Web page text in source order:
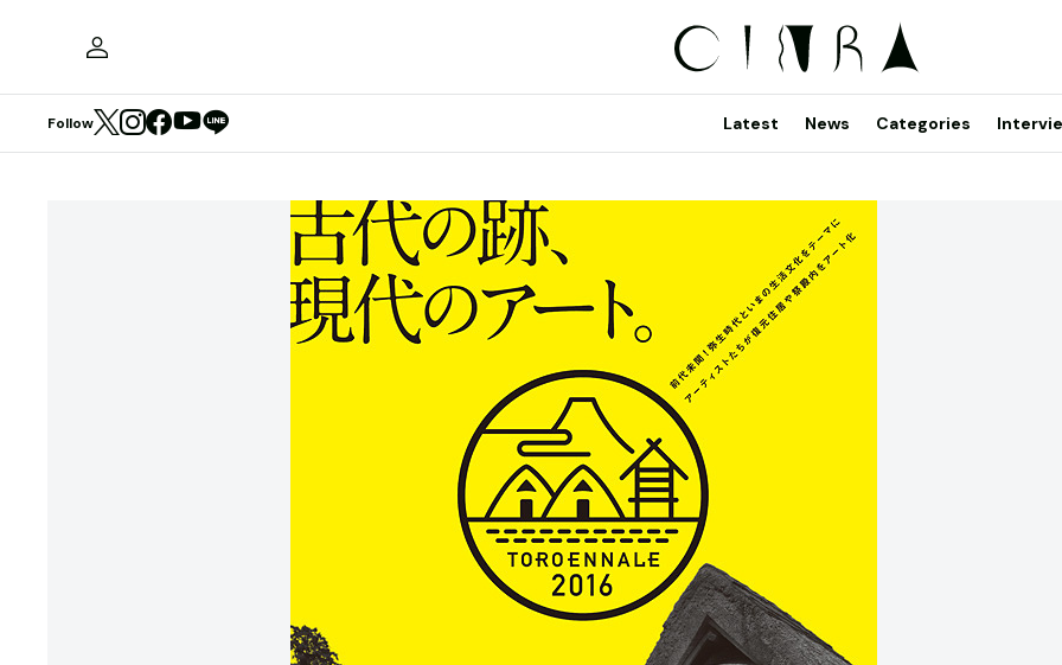
Follow Latest News Categories